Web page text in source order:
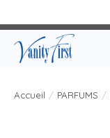
Accueil / PARFUMS /